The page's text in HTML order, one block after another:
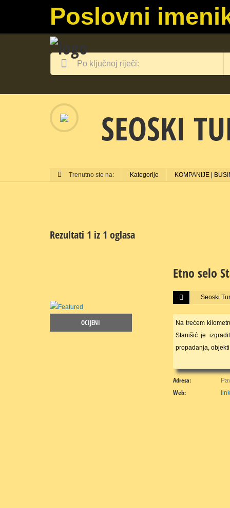
Poslovni
SEOSKI
Trenutno ste na: Kategorije KOMPANIJE |
Rezultati 1 iz 1 oglasa
OCIJENI
Etno selo
Seoski
Na trećem
Stanišić je
propadanja,
Adresa:
Web: